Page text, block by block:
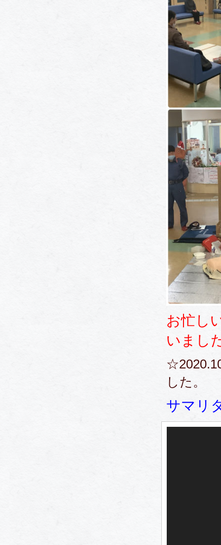
お忙し
いまし
した。
サマリ